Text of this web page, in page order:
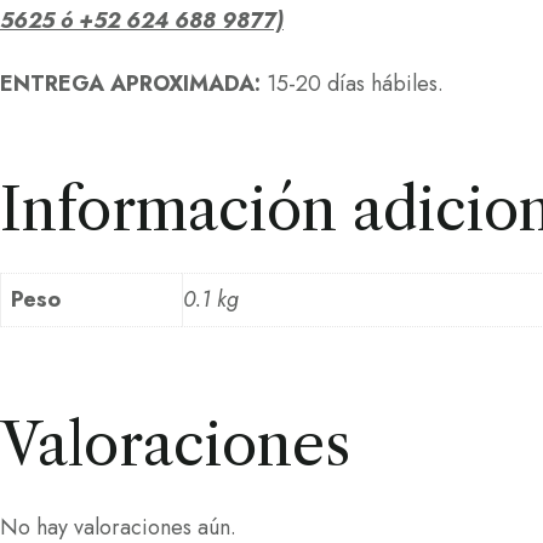
5625 ó +52 624 688 9877)
ENTREGA APROXIMADA: 15-20 días hábiles.
Información
Peso 0.1 kg
Valoraciones
No hay valoraciones aún.